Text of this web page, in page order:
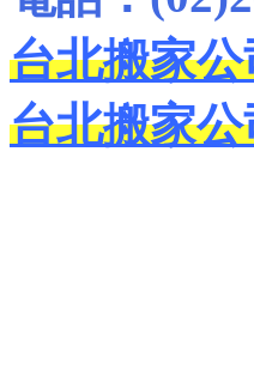
台北搬家
台北搬家